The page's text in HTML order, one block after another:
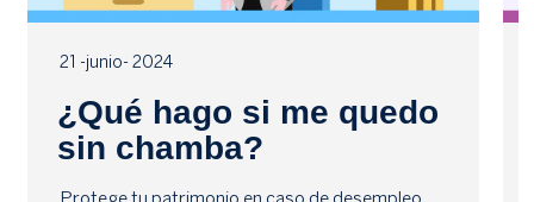
21 -junio- 2024
¿Qué hago si me quedo
sin chamba?